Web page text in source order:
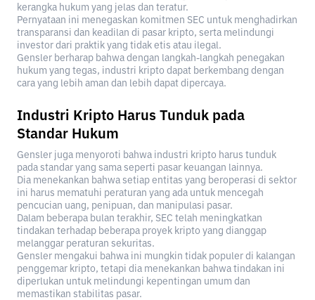
kerangka hukum yang jelas dan teratur.
Pernyataan ini menegaskan komitmen SEC untuk menghadirkan
transparansi dan keadilan di pasar kripto, serta melindungi
investor dari praktik yang tidak etis atau ilegal.
Gensler berharap bahwa dengan langkah-langkah penegakan
hukum yang tegas, industri kripto dapat berkembang dengan
cara yang lebih aman dan lebih dapat dipercaya.
Industri Kripto Harus Tunduk pada
Standar Hukum
Gensler juga menyoroti bahwa industri kripto harus tunduk
pada standar yang sama seperti pasar keuangan lainnya.
Dia menekankan bahwa setiap entitas yang beroperasi di sektor
ini harus mematuhi peraturan yang ada untuk mencegah
pencucian uang, penipuan, dan manipulasi pasar.
Dalam beberapa bulan terakhir, SEC telah meningkatkan
tindakan terhadap beberapa proyek kripto yang dianggap
melanggar peraturan sekuritas.
Gensler mengakui bahwa ini mungkin tidak populer di kalangan
penggemar kripto, tetapi dia menekankan bahwa tindakan ini
diperlukan untuk melindungi kepentingan umum dan
memastikan stabilitas pasar.